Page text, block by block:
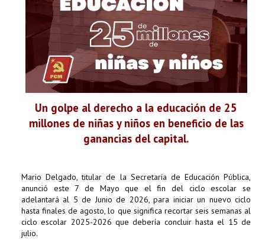
Un golpe al derecho a la educación de 25
millones de niñas y niños en beneficio de las
ganancias del capital.
Mario Delgado, titular de la Secretaría de Educación Pública,
anunció este 7 de Mayo que el fin del ciclo escolar se
adelantará al 5 de Junio de 2026, para iniciar un nuevo ciclo
hasta finales de agosto, lo que significa recortar seis semanas al
ciclo escolar 2025-2026 que debería concluir hasta el 15 de
julio.